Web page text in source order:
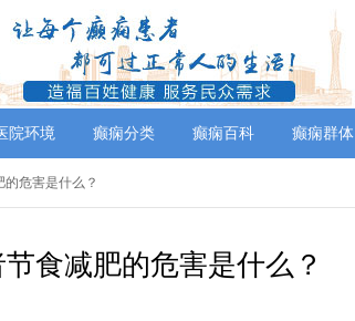
院环境 癫痫分类 癫痫百科 癫痫群体
危害是什么？
食减肥的危害是什么？